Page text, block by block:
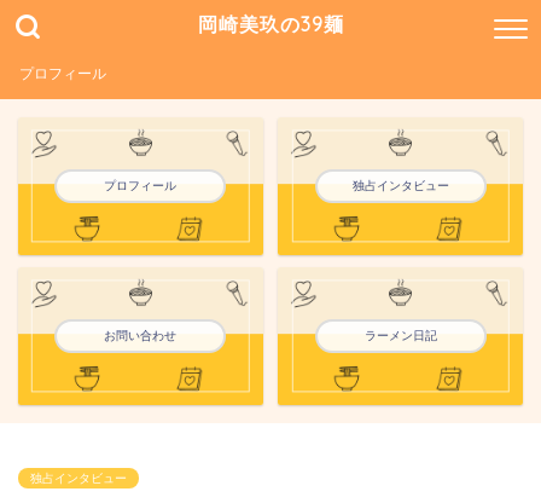
岡崎美玖の39麺
プロフィール
プロフィール 独占インタビュー
お問い合わせ ラーメン日記
独占インタビュー